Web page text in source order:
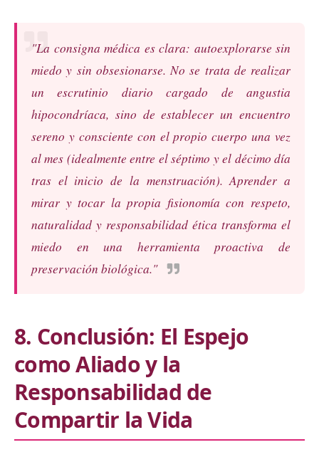
"La consigna médica es clara: autoexplorarse sin
miedo y sin obsesionarse. No se trata de realizar
un escrutinio diario cargado de angustia
hipocondríaca, sino de establecer un encuentro
sereno y consciente con el propio cuerpo una vez
al mes (idealmente entre el séptimo y el décimo día
tras el inicio de la menstruación). Aprender a
mirar y tocar la propia fisionomía con respeto,
naturalidad y responsabilidad ética transforma el
miedo en una herramienta proactiva de
preservación biológica."
8. Conclusión: El Espejo
como Aliado y la
Responsabilidad de
Compartir la Vida